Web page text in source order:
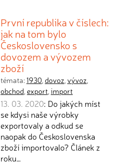
První republika v číslech:
jak na tom bylo
Československo s
dovozem a vývozem
zboží
témata:1930,dovoz,vývoz,
obchod,export,import
13. 03. 2020: Do jakých míst
se kdysi naše výrobky
exportovaly a odkud se
naopak do Československa
zboží importovalo? Článek z
roku…